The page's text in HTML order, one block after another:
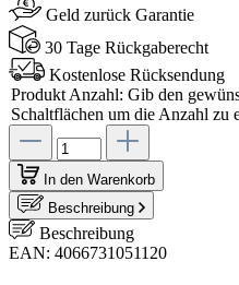
Geld zurück Garantie
30 Tage Rückgaberecht
Kostenlose Rücksendung
Produkt Anzahl: Gib den
Schaltflächen um die Anzahl zu
In den Warenkorb
Beschreibung
Beschreibung
EAN: 4066731051120